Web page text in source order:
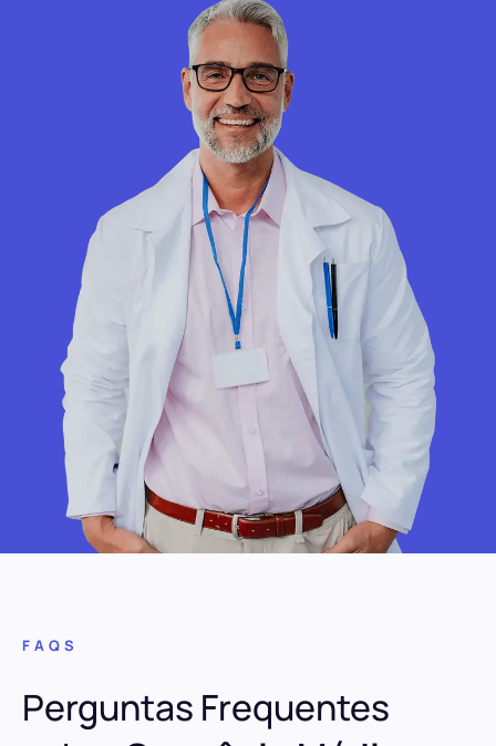
FAQS
Perguntas Frequentes